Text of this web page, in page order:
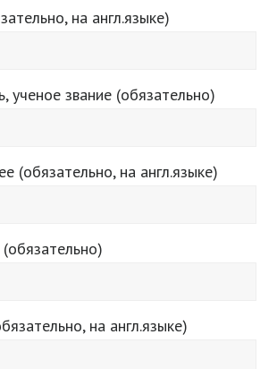
на англ.языке)
ученое звание (обязательно)
(обязательно, на англ.языке)
на англ.языке)